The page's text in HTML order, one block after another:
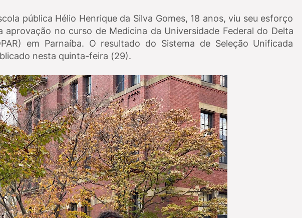
pública Hélio Henrique da Silva Gomes, 18 anos, viu seu esforço
aprovação no curso de Medicina da Universidade Federal do Delta
em Parnaíba. O resultado do Sistema de Seleção Unificada
nesta quinta-feira (29).